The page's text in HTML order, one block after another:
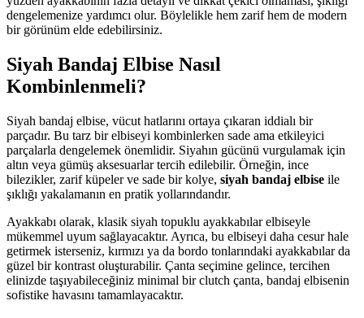
dengelemenize yardımcı olur. Böylelikle hem zarif hem de modern
bir görünüm elde edebilirsiniz.
Siyah Bandaj Elbise Nasıl
Kombinlenmeli?
Siyah bandaj elbise, vücut hatlarını ortaya çıkaran iddialı bir
parçadır. Bu tarz bir elbiseyi kombinlerken sade ama etkileyici
parçalarla dengelemek önemlidir. Siyahın gücünü vurgulamak için
altın veya gümüş aksesuarlar tercih edilebilir. Örneğin, ince
bilezikler, zarif küpeler ve sade bir kolye, siyah bandaj elbise ile
şıklığı yakalamanın en pratik yollarındandır.
Ayakkabı olarak, klasik siyah topuklu ayakkabılar elbiseyle
mükemmel uyum sağlayacaktır. Ayrıca, bu elbiseyi daha cesur hale
getirmek isterseniz, kırmızı ya da bordo tonlarındaki ayakkabılar da
güzel bir kontrast oluşturabilir. Çanta seçimine gelince, tercihen
elinizde taşıyabileceğiniz minimal bir clutch çanta, bandaj elbisenin
sofistike havasını tamamlayacaktır.